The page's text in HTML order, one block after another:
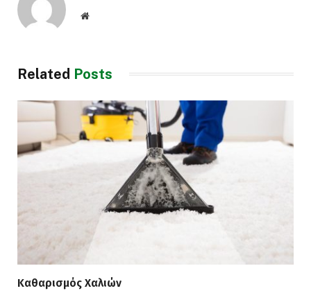
Website
Related Posts
Καθαρισμός Χαλιών